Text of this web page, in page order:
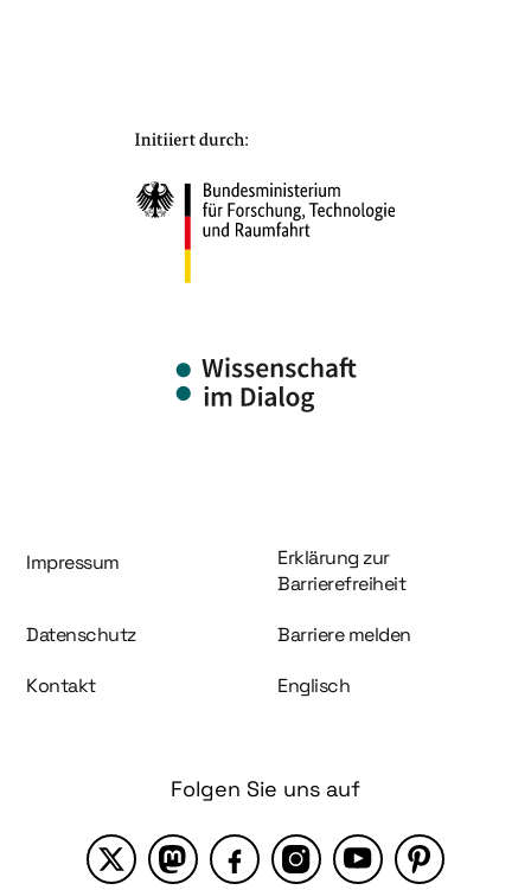
Information und Service
Impressum
Erklärung zur
Barrierefreiheit
Datenschutz Barriere melden
Kontakt Englisch
Folgen Sie uns auf